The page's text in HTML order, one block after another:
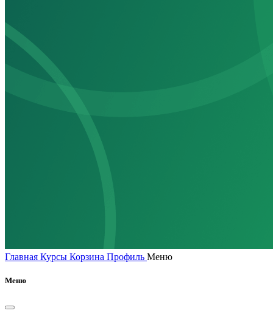
Главная Курсы Корзина Профиль Меню
Меню